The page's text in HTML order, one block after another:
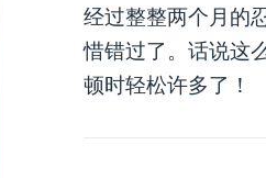
经过整整两个月的
惜错过了。话说这
顿时轻松许多了！